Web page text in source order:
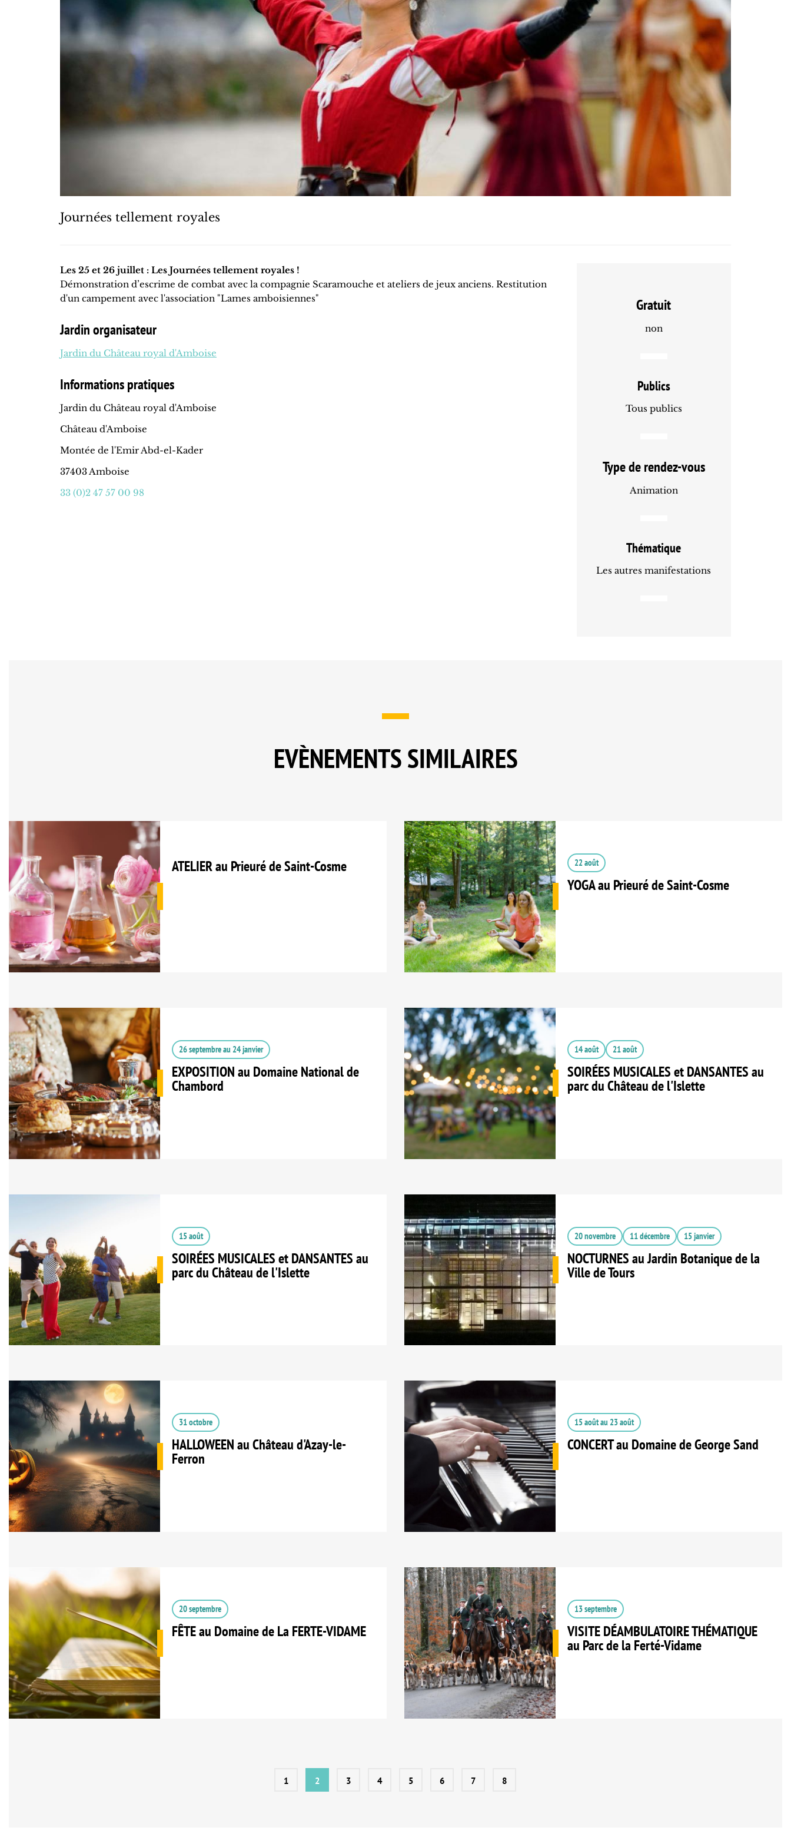
Journées tellement royales
Les 25 et 26 juillet : Les Journées tellement royales !
Démonstration d’escrime de combat avec la compagnie Scaramouche et ateliers de jeux anciens. Restitution
d'un campement avec l'association "Lames amboisiennes"
Jardin organisateur
Jardin du Château royal d'Amboise
Informations pratiques
Jardin du Château royal d'Amboise
Château d'Amboise
Montée de l'Emir Abd-el-Kader
37403 Amboise
33 (0)2 47 57 00 98
Gratuit
non
Publics
Tous publics
Type de rendez-vous
Animation
Thématique
Les autres manifestations
EVÈNEMENTS SIMILAIRES
ATELIER au Prieuré de Saint-Cosme 22 août
YOGA au Prieuré de Saint-Cosme
26 septembreau 24 janvier
EXPOSITION au Domaine National de
Chambord
14 août 21 août
SOIRÉES MUSICALES et DANSANTES au
parc du Château de l'Islette
15 août
SOIRÉES MUSICALES et DANSANTES au
parc du Château de l'Islette
20 novembre 11 décembre 15 janvier
NOCTURNES au Jardin Botanique de la
Ville de Tours
31 octobre
HALLOWEEN au Château d'Azay-le-
Ferron
15 aoûtau 23 août
CONCERT au Domaine de George Sand
20 septembre
FÊTE au Domaine de La FERTE-VIDAME
13 septembre
VISITE DÉAMBULATOIRE THÉMATIQUE
au Parc de la Ferté-Vidame
1 2 3 4 5 6 7 8